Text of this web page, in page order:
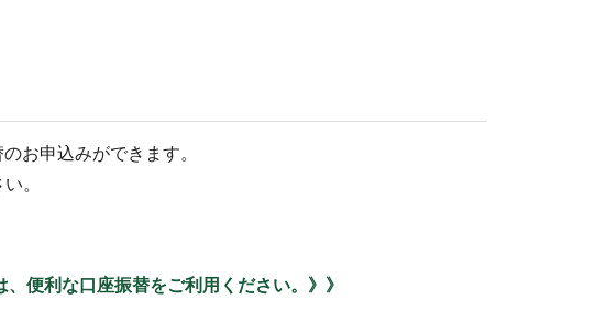
お申込みができます。
。
便利な口座振替をご利用ください。》》